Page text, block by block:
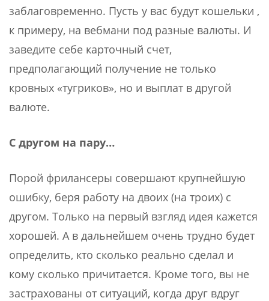
заблаговременно. Пусть у вас будут кошельки ,
к примеру, на вебмани под разные валюты. И
заведите себе карточный счет,
предполагающий получение не только
кровных «тугриков», но и выплат в другой
валюте.
С другом на пару…
Порой фрилансеры совершают крупнейшую
ошибку, беря работу на двоих (на троих) с
другом. Только на первый взгляд идея кажется
хорошей. А в дальнейшем очень трудно будет
определить, кто сколько реально сделал и
кому сколько причитается. Кроме того, вы не
застрахованы от ситуаций, когда друг вдруг